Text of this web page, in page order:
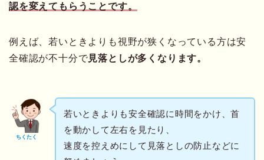
認を変えてもらうことです。
例えば、若いときよりも視野が狭くなっている方は安
全確認が不十分で見落としが多くなります。
ちくたく
若いときよりも安全確認に時間をかけ、首
を動かして左右を見たり、
速度を控えめにして見落としの防止などに